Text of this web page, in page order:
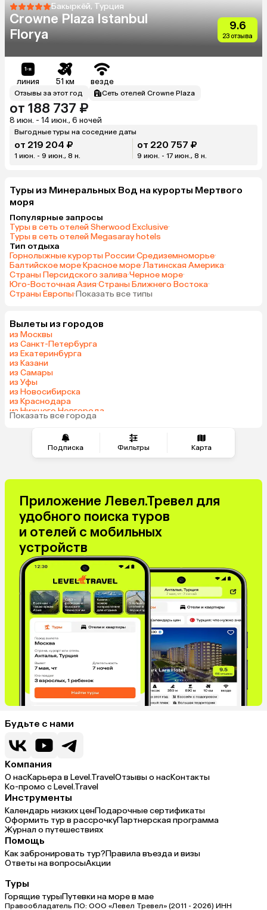
Подписка Фильтры Карта
Бакыркёй, Турция
Crowne Plaza Istanbul
Florya
9.6
23 отзыва
линия 51 км везде
Отзывы за этот год Сеть отелей Crowne Plaza
от 188 737 ₽
8 июн. - 14 июн., 6 ночей
Выгодные туры на соседние даты
от 219 204 ₽
1 июн. - 9 июн., 8 н.
от 220 757 ₽
9 июн. - 17 июн., 8 н.
Туры из Минеральных Вод на курорты Мертвого
моря
Популярные запросы
Туры в сеть отелей Sherwood Exclusive·
Туры в сеть отелей Megasaray hotels
Тип отдыха
Горнолыжные курорты России·Средиземноморье·
Балтийское море·Красное море·Латинская Америка·
Страны Персидского залива·Черное море·
Юго-Восточная Азия·Страны Ближнего Востока·
Страны Европы·Показать все типы
Вылеты из городов
из Москвы
из Санкт-Петербурга
из Екатеринбурга
из Казани
из Самары
из Уфы
из Новосибирска
из Краснодара
из Нижнего Новгорода
из Перми
Показать все города
Приложение Левел.Тревел для
удобного поиска туров
и отелей с мобильных
устройств
Будьте с нами
Компания
О насКарьера в Level.TravelОтзывы о насКонтакты
Ко-промо с Level.Travel
Инструменты
Календарь низких ценПодарочные сертификаты
Оформить тур в рассрочкуПартнерская программа
Журнал о путешествиях
Помощь
Как забронировать тур?Правила въезда и визы
Ответы на вопросыАкции
Туры
Горящие турыПутевки на море в мае
Правообладатель ПО: ООО «Левел Тревел» (2011 - 2026) ИНН